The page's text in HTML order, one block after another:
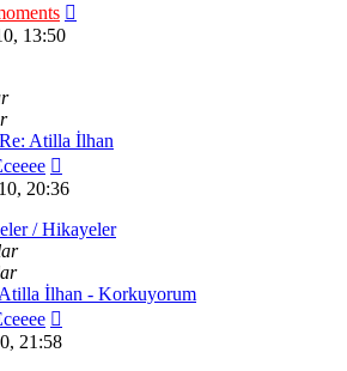
13:50
Re: Atilla İlhan
mesajı
20:36
/ Hikayeler
İlhan - Korkuyorum
21:58